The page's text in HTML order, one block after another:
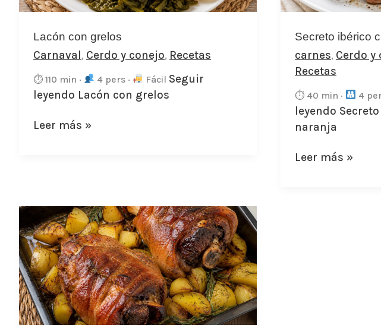
Lacón con grelos
Carnaval , Cerdo y conejo, Recetas
⏱ 110 min · 4 pers · Fácil Seguir
leyendo Lacón con grelos
Leer más »
Secreto ibérico
carnes, Cerdo y
Recetas
⏱ 40 min · 4
leyendo
naranja
Leer más »
Codillo
de
cerdo
al
romero